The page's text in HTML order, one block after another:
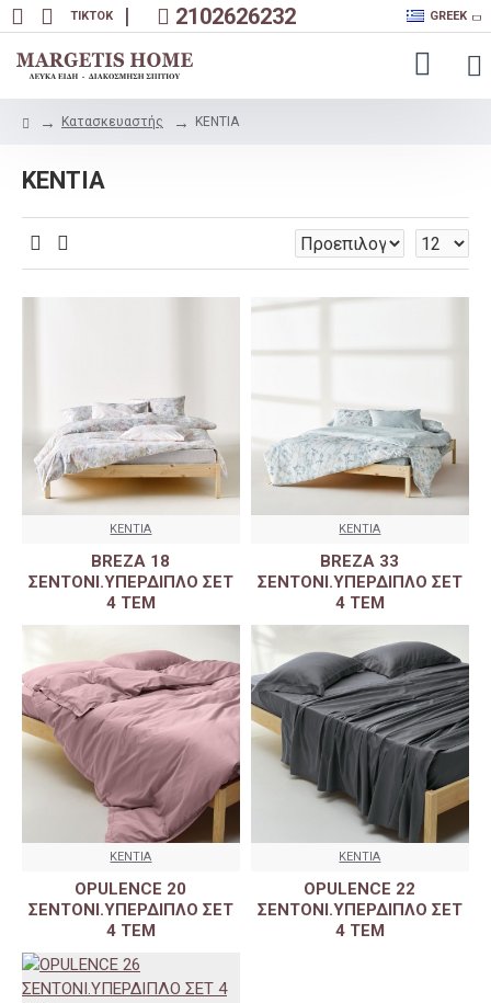
TIKTOK | 2102626232 GREEK
Κατασκευαστής KENTIA
KENTIA
KENTIA
BREZA 18
ΣΕΝΤΟΝΙ.ΥΠΕΡΔΙΠΛΟ ΣΕΤ
4 ΤΕΜ
KENTIA
BREZA 33
ΣΕΝΤΟΝΙ.ΥΠΕΡΔΙΠΛΟ ΣΕΤ
4 ΤΕΜ
KENTIA
OPULENCE 20
ΣΕΝΤΟΝΙ.ΥΠΕΡΔΙΠΛΟ ΣΕΤ
4 ΤΕΜ
KENTIA
OPULENCE 22
ΣΕΝΤΟΝΙ.ΥΠΕΡΔΙΠΛΟ ΣΕΤ
4 ΤΕΜ